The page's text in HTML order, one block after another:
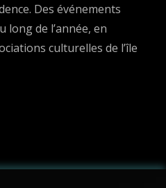
Des événements
de l’année, en
culturelles de l’île